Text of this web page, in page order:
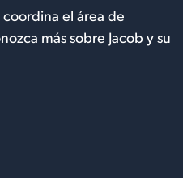
el área de
más sobre Jacob y su